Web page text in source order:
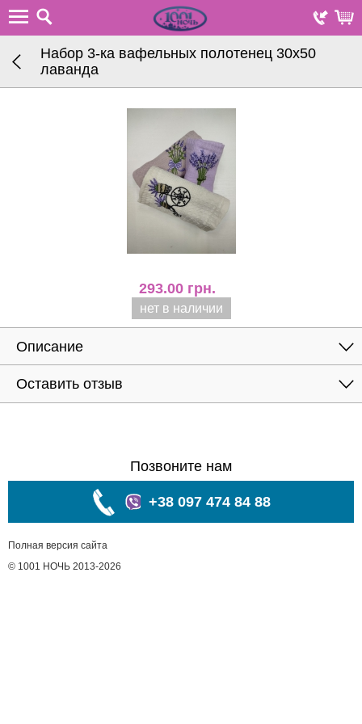
Набор 3-ка вафельных полотенец 30х50
лаванда
293.00 грн.
нет в наличии
Описание
Оставить отзыв
Позвоните нам
+38 097 474 84 88
Полная версия сайта
© 1001 НОЧЬ 2013-2026